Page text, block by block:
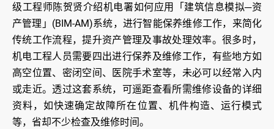
级工程师陈贺贤介绍机电署如何应用「建筑信息模拟─资
产管理」(BIM-AM)系统，进行智能保养维修工作，来简化
传统工作流程，提升资产管理及事故处理效率。很多时，
机电工程人员需要四出进行保养及维修工作，有些地方如
高空位置、密闭空间、医院手术室等，未必可以经常入内
或走近。透过这套系统，可遥距查看所需维修设备的详细
资料，如快速确定故障所在位置、机件构造、运行模式
等，省却不少检查及维修时间。